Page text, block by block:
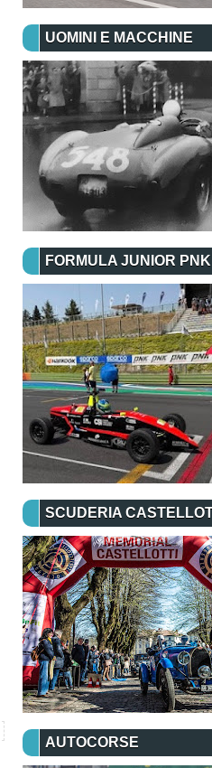
UOMINI E MACCHINE
FORMULA JUNIOR PNK
SCUDERIA
AUTOCORSE